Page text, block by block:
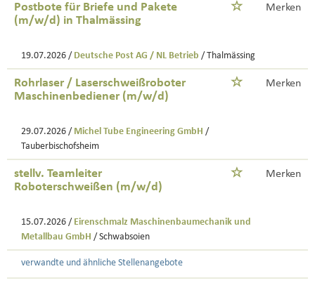
Postbote für Briefe und Pakete
(m/w/d) in Thalmässing
Merken
19.07.2026 / Deutsche Post AG / NL Betrieb / Thalmässing
Rohrlaser / Laserschweißroboter
Maschinenbediener (m/w/d)
Merken
29.07.2026 / Michel Tube Engineering GmbH /
Tauberbischofsheim
stellv. Teamleiter
Roboterschweißen (m/w/d)
Merken
15.07.2026 / Eirenschmalz Maschinenbaumechanik und
Metallbau GmbH / Schwabsoien
verwandte und ähnliche Stellenangebote